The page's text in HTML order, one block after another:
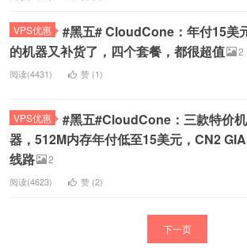
VPS优惠
#黑五# CloudCone：年付15美
的机器又补货了，四个套餐，都很超值
2
阅读(4431) 赞 (1)
VPS优惠
#黑五#CloudCone：三款特价机
器，512M内存年付低至15美元，CN2 GIA
线路
2
阅读(4623) 赞 (2)
下一页